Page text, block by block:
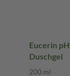
Eucerin
Duschgel
200 ml